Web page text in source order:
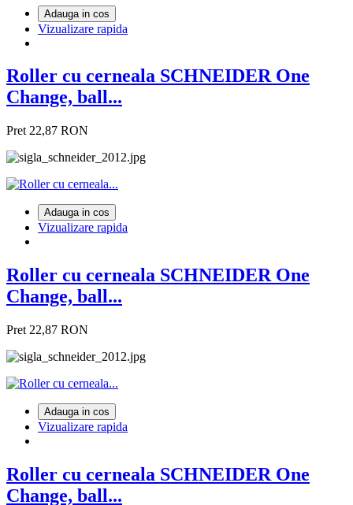
Adauga in cos
Vizualizare rapida
Roller cu cerneala SCHNEIDER One
Change, ball...
Pret 22,87 RON
Adauga in cos
Vizualizare rapida
Roller cu cerneala SCHNEIDER One
Change, ball...
Pret 22,87 RON
Adauga in cos
Vizualizare rapida
Roller cu cerneala SCHNEIDER One
Change, ball...